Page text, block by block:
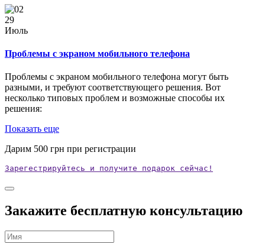
29
Июль
Проблемы с экраном мобильного телефона
Проблемы с экраном мобильного телефона могут быть
разными, и требуют соответствующего решения. Вот
несколько типовых проблем и возможные способы их
решения:
Показать еще
Дарим 500 грн при регистрации
Зарегестрируйтесь и получите подарок сейчас!
Закажите бесплатную консультацию